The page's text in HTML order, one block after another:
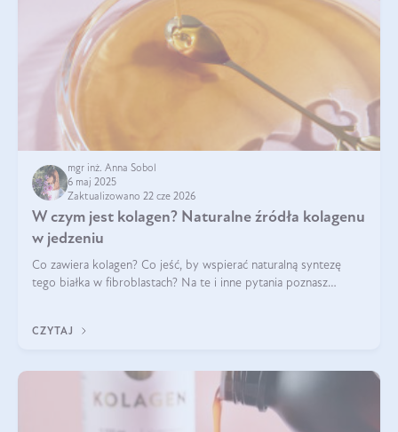
mgr inż. Anna Sobol
6 maj 2025
Zaktualizowano 22 cze 2026
W czym jest kolagen? Naturalne źródła kolagenu
w jedzeniu
Co zawiera kolagen? Co jeść, by wspierać naturalną syntezę
tego białka w fibroblastach? Na te i inne pytania poznasz
CZYTAJ